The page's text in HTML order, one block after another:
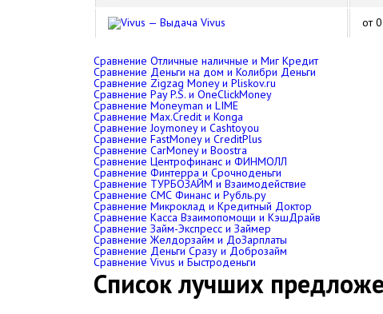
Vivus от
Сравнение Отличные наличные и Миг Кредит
Сравнение Деньги на дом и Колибри Деньги
Сравнение Zigzag Money и Pliskov.ru
Сравнение Pay P.S. и OneClickMoney
Сравнение Moneyman и LIME
Сравнение Max.Credit и Konga
Сравнение Joymoney и Cashtoyou
Сравнение FastMoney и CreditPlus
Сравнение CarMoney и Boostra
Сравнение Центрофинанс и ФИНМОЛЛ
Сравнение Финтерра и Срочноденьги
Сравнение ТУРБОЗАЙМ и Взаимодействие
Сравнение СМС Финанс и Рубль.ру
Сравнение Микроклад и Кредитный Доктор
Сравнение Касса Взаимопомощи и КэшДрайв
Сравнение Займ-Экспресс и Займер
Сравнение Желдорзайм и ДоЗарплаты
Сравнение Деньги Сразу и Доброзайм
Сравнение Vivus и Быстроденьги
Список лучших